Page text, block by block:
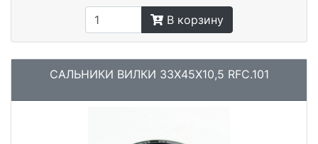
В корзину
САЛЬНИКИ ВИЛКИ 33X45X10,5 RFC.101